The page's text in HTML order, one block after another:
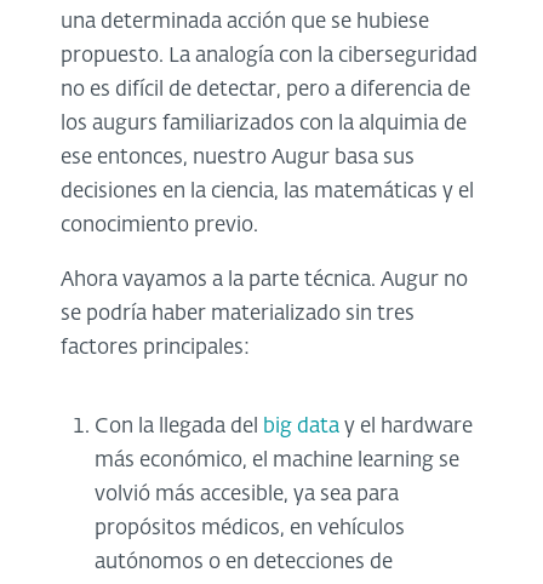
una determinada acción que se hubiese
propuesto. La analogía con la ciberseguridad
no es difícil de detectar, pero a diferencia de
los augurs familiarizados con la alquimia de
ese entonces, nuestro Augur basa sus
decisiones en la ciencia, las matemáticas y el
conocimiento previo.
Ahora vayamos a la parte técnica. Augur no
se podría haber materializado sin tres
factores principales:
Con la llegada del big datay el hardware
más económico, el machine learning se
volvió más accesible, ya sea para
propósitos médicos, en vehículos
autónomos o en detecciones de